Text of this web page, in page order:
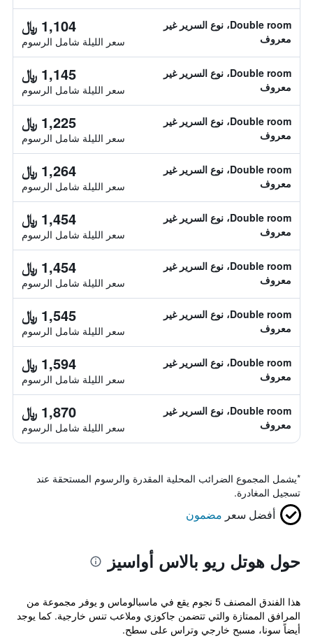
Double room، نوع السرير غير
معروف
1,104 ﷼
سعر الليلة شامل الرسوم
Double room، نوع السرير غير
معروف
1,145 ﷼
سعر الليلة شامل الرسوم
Double room، نوع السرير غير
معروف
1,225 ﷼
سعر الليلة شامل الرسوم
Double room، نوع السرير غير
معروف
1,264 ﷼
سعر الليلة شامل الرسوم
Double room، نوع السرير غير
معروف
1,454 ﷼
سعر الليلة شامل الرسوم
Double room، نوع السرير غير
معروف
1,454 ﷼
سعر الليلة شامل الرسوم
Double room، نوع السرير غير
معروف
1,545 ﷼
سعر الليلة شامل الرسوم
Double room، نوع السرير غير
معروف
1,594 ﷼
سعر الليلة شامل الرسوم
Double room، نوع السرير غير
معروف
1,870 ﷼
سعر الليلة شامل الرسوم
*يشمل المجموع الضرائب المحلية المقدرة والرسوم المستحقة عند
تسجيل المغادرة.
أفضل سعر مضمون
حول هوتل ريو بالاس أواسيز
هذا الفندق المصنف 5 نجوم يقع في ماسبالوماس و يوفر مجموعة من
المرافق الممتازة والتي تتضمن جاكوزي وملاعب تنس خارجية. كما يوجد
أيضاً سونا، مسبح خارجي وتراس على سطح.